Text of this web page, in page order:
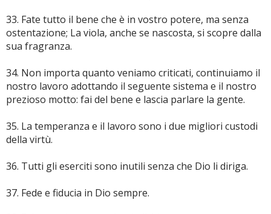
33. Fate tutto il bene che è in vostro potere, ma senza
ostentazione; La viola, anche se nascosta, si scopre dalla
sua fragranza.
34. Non importa quanto veniamo criticati, continuiamo il
nostro lavoro adottando il seguente sistema e il nostro
prezioso motto: fai del bene e lascia parlare la gente.
35. La temperanza e il lavoro sono i due migliori custodi
della virtù.
36. Tutti gli eserciti sono inutili senza che Dio li diriga.
37. Fede e fiducia in Dio sempre.